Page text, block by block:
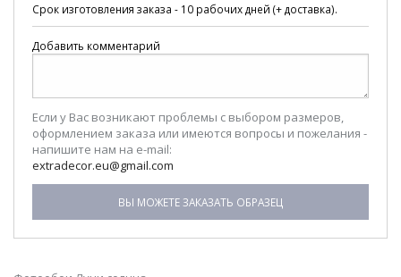
Срок изготовления заказа - 10 рабочих дней (+ доставка).
Добавить комментарий
Если у Вас возникают проблемы с выбором размеров,
оформлением заказа или имеются вопросы и пожелания -
напишите нам на e-mail:
extradecor.eu@gmail.com
ВЫ МОЖЕТЕ ЗАКАЗАТЬ ОБРАЗЕЦ